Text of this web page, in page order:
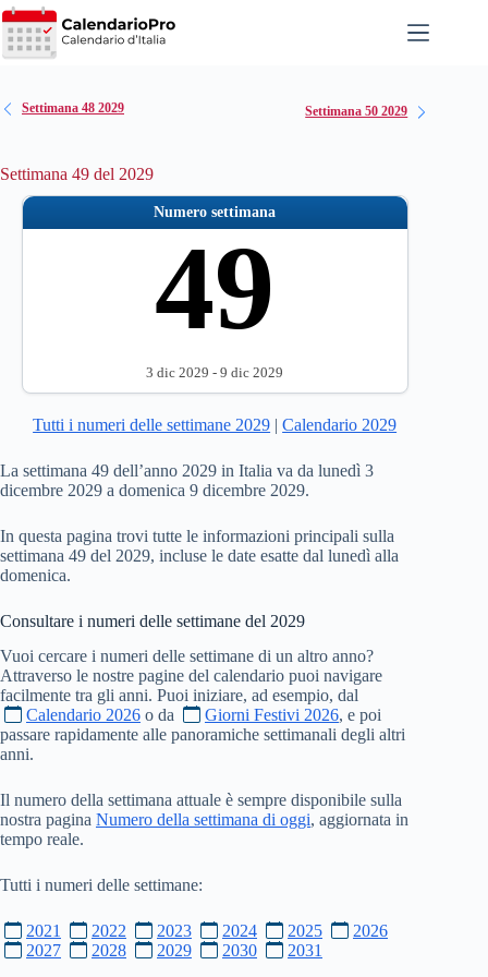
Salta
al
contenuto
Settimana 48 2029 Settimana 50 2029
Settimana 49 del 2029
Numero settimana
49
3 dic 2029 - 9 dic 2029
Tutti i numeri delle settimane 2029 |Calendario 2029
La settimana 49 dell’anno 2029 in Italia va da lunedì 3
dicembre 2029 a domenica 9 dicembre 2029.
In questa pagina trovi tutte le informazioni principali sulla
settimana 49 del 2029, incluse le date esatte dal lunedì alla
domenica.
Consultare i numeri delle settimane del 2029
Vuoi cercare i numeri delle settimane di un altro anno?
Attraverso le nostre pagine del calendario puoi navigare
facilmente tra gli anni. Puoi iniziare, ad esempio, dal
Calendario 2026 o da Giorni Festivi 2026, e poi
passare rapidamente alle panoramiche settimanali degli altri
anni.
Il numero della settimana attuale è sempre disponibile sulla
nostra pagina Numero della settimana di oggi, aggiornata in
tempo reale.
Tutti i numeri delle settimane:
2021 2022 2023 2024 2025
2026
2027
2028 2029 2030 2031